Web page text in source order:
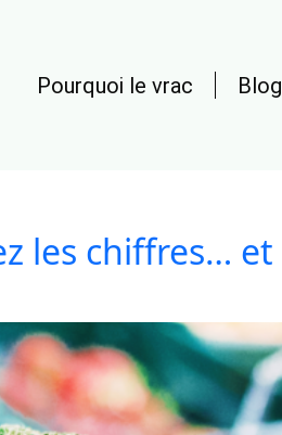
Pourquoi le vrac Blog
les chiffres… et